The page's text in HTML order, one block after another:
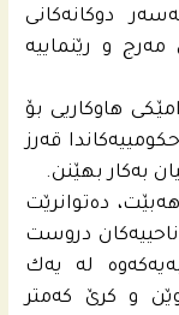
دوکانەکانی
مەرج و رێنماییە
هاوکاریی بۆ
قه‌رز
به‌كار بهێنن.
ده‌توانرێت
دروست
له‌ یه‌ك
و كرێ كه‌متر